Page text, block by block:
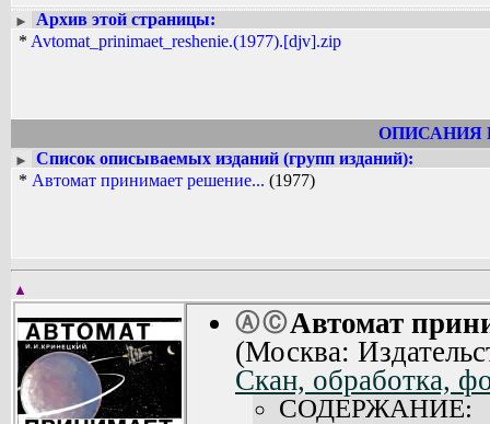
►
Архив этой страницы:
* Avtomat_prinimaet_reshenie.(1977).[djv].zip
ОПИСАНИЯ
►
Список описываемых изданий (групп изданий):
* Автомат принимает решение... (1977)
▲
ⒶⒸАвтомат
(Москва:
Скан, обработка,
СОДЕРЖАНИЕ: